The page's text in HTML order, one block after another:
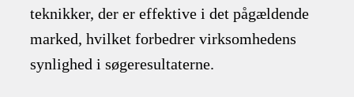
teknikker, der er effektive i det pågældende
marked, hvilket forbedrer virksomhedens
synlighed i søgeresultaterne.